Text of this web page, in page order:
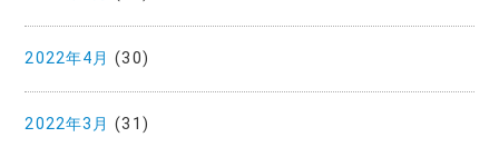
2022年4月 (30)
2022年3月 (31)